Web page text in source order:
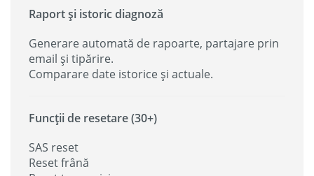
Raport și istoric diagnoză
Generare automată de rapoarte, partajare prin
email și tipărire.
Comparare date istorice și actuale.
Funcții de resetare (30+)
SAS reset
Reset frână